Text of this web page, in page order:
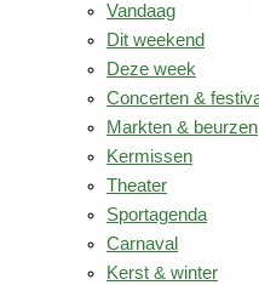
Vandaag
Dit weekend
Deze week
Concerten &
Markten & beurzen
Kermissen
Theater
Sportagenda
Carnaval
Kerst & winter